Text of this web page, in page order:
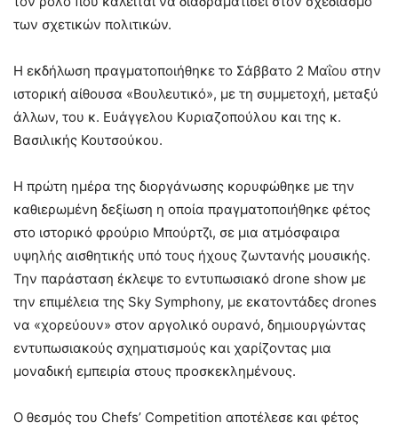
των σχετικών πολιτικών.
Η εκδήλωση πραγματοποιήθηκε το Σάββατο 2 Μαΐου στην
ιστορική αίθουσα «Βουλευτικό», με τη συμμετοχή, μεταξύ
άλλων, του κ. Ευάγγελου Κυριαζοπούλου και της κ.
Βασιλικής Κουτσούκου.
Η πρώτη ημέρα της διοργάνωσης κορυφώθηκε με την
καθιερωμένη δεξίωση η οποία πραγματοποιήθηκε φέτος
στο ιστορικό φρούριο Μπούρτζι, σε μια ατμόσφαιρα
υψηλής αισθητικής υπό τους ήχους ζωντανής μουσικής.
Την παράσταση έκλεψε το εντυπωσιακό drone show με
την επιμέλεια της Sky Symphony, με εκατοντάδες drones
να «χορεύουν» στον αργολικό ουρανό, δημιουργώντας
εντυπωσιακούς σχηματισμούς και χαρίζοντας μια
μοναδική εμπειρία στους προσκεκλημένους.
Ο θεσμός του Chefs’ Competition αποτέλεσε και φέτος